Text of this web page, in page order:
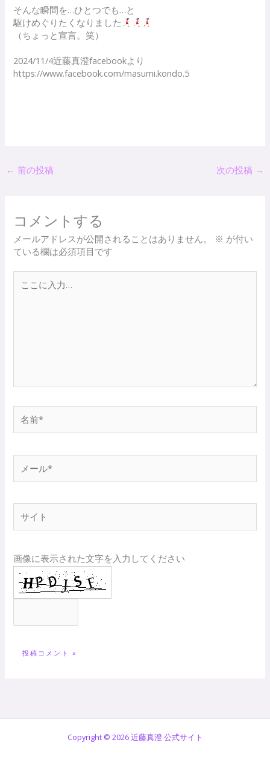
そんな瞬間を…ひとつでも…と
駆けめぐりたくなりました
（ちょっと宣言。笑）
2024/11/4近藤真澄facebookより
https://www.facebook.com/masumi.kondo.5
← 前の投稿 次の投稿 →
コメントする
メールアドレスが公開されることはありません。 ※ が付い
ている欄は必須項目です
こ
前
*
ー
ル
ト
画像に表示された文字を入力してください
Copyright © 2026 近藤真澄 公式サイト